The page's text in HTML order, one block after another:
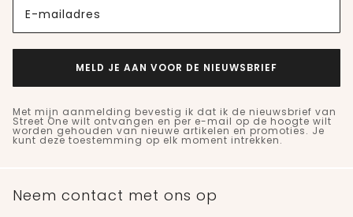
E-mailadres
MELD JE AAN VOOR DE NIEUWSBRIEF
Met mijn aanmelding bevestig ik dat ik de nieuwsbrief van
Street One wilt ontvangen en per e-mail op de hoogte wilt
worden gehouden van nieuwe artikelen en promoties. Je
kunt deze toestemming op elk moment intrekken.
Neem contact met ons op